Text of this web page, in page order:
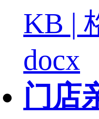
KB |
docx
门店